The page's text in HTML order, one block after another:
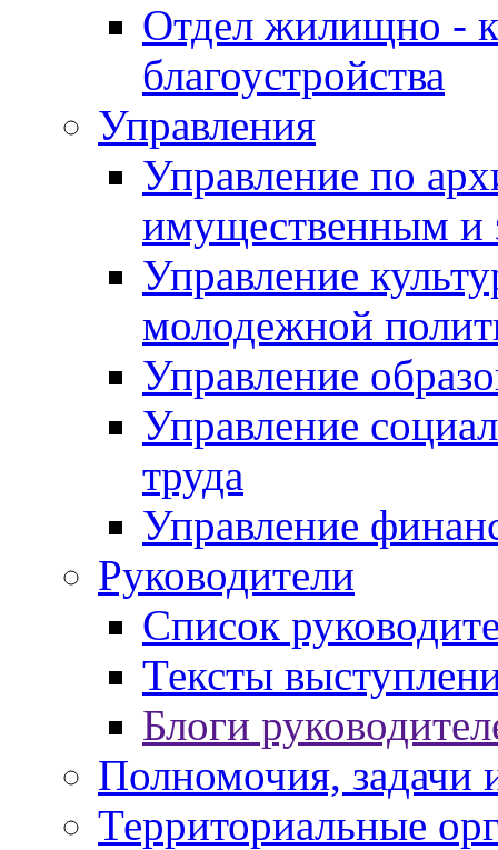
Отдел жилищно -
благоустройства
Управления
Управление по
имущественным и
Управление
молодежной
Управление
Управление
труда
Управление
Руководители
Список
Тексты
Блоги
Полномочия, задачи
Территориальные